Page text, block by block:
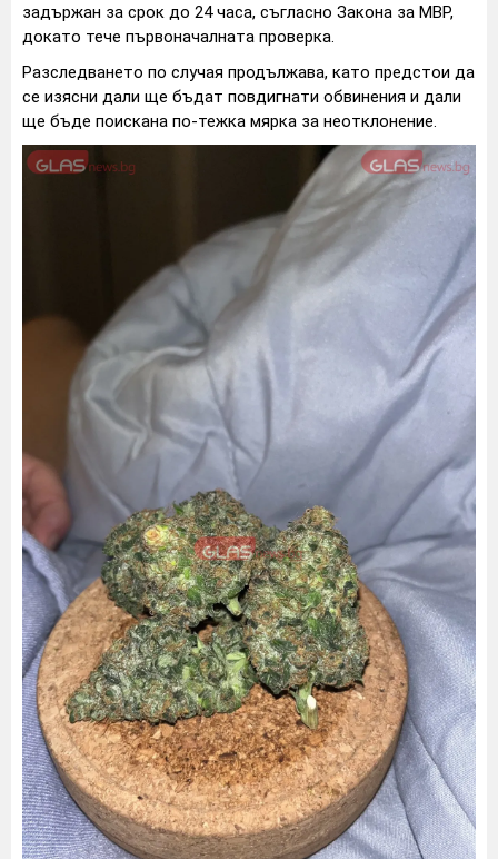
задържан за срок до 24 часа, съгласно Закона за МВР,
докато тече първоначалната проверка.
Разследването по случая продължава, като предстои да
се изясни дали ще бъдат повдигнати обвинения и дали
ще бъде поискана по-тежка мярка за неотклонение.